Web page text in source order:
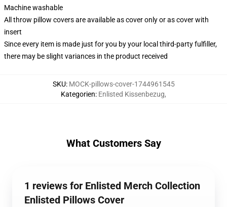
Machine washable
All throw pillow covers are available as cover only or as cover with
insert
Since every item is made just for you by your local third-party fulfiller,
there may be slight variances in the product received
SKU: MOCK-pillows-cover-1744961545
Kategorien: Enlisted Kissenbezug,
What Customers Say
1 reviews for Enlisted Merch Collection
Enlisted Pillows Cover